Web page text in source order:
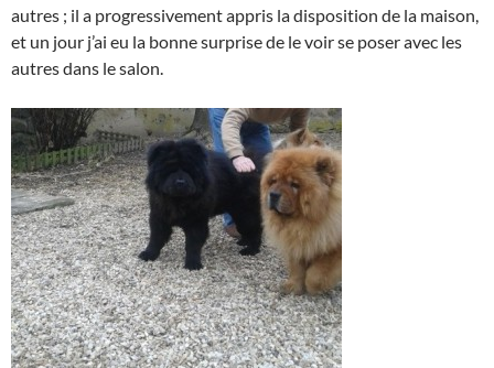
autres ; il a progressivement appris la disposition de la maison,
et un jour j’ai eu la bonne surprise de le voir se poser avec les
autres dans le salon.